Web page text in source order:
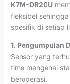
K7M-DR20U
fleksibel
spesifik di setiap
1. Pengumpulan
Sensor yang
time mengenai
beroperasi.